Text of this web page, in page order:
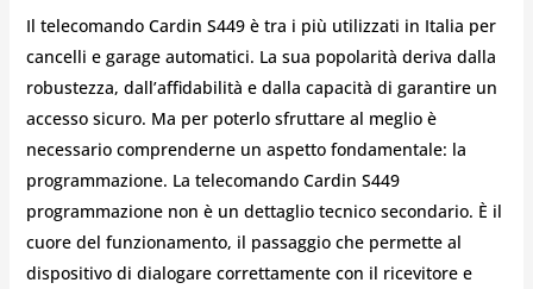
Il telecomando Cardin S449 è tra i più utilizzati in Italia per
cancelli e garage automatici. La sua popolarità deriva dalla
robustezza, dall’affidabilità e dalla capacità di garantire un
accesso sicuro. Ma per poterlo sfruttare al meglio è
necessario comprenderne un aspetto fondamentale: la
programmazione. La telecomando Cardin S449
programmazione non è un dettaglio tecnico secondario. È il
cuore del funzionamento, il passaggio che permette al
dispositivo di dialogare correttamente con il ricevitore e